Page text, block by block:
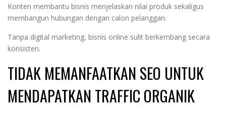
Konten membantu bisnis menjelaskan nilai produk sekaligus
membangun hubungan dengan calon pelanggan.
Tanpa digital marketing, bisnis online sulit berkembang secara
konsisten.
TIDAK MEMANFAATKAN SEO UNTUK
MENDAPATKAN TRAFFIC ORGANIK